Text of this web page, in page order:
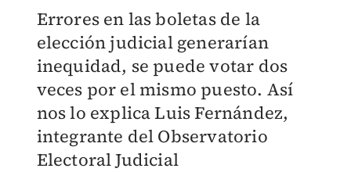
Errores en las boletas de la
elección judicial generarían
inequidad, se puede votar dos
veces por el mismo puesto. Así
nos lo explica Luis Fernández,
integrante del Observatorio
Electoral Judicial